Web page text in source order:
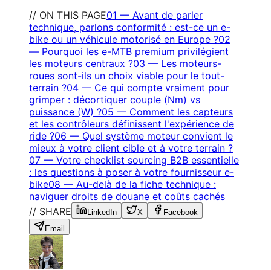
// ON THIS PAGE01 — Avant de parler
technique, parlons conformité : est-ce un e-
bike ou un véhicule motorisé en Europe ?02
— Pourquoi les e-MTB premium privilégient
les moteurs centraux ?03 — Les moteurs-
roues sont-ils un choix viable pour le tout-
terrain ?04 — Ce qui compte vraiment pour
grimper : décortiquer couple (Nm) vs
puissance (W) ?05 — Comment les capteurs
et les contrôleurs définissent l'expérience de
ride ?06 — Quel système moteur convient le
mieux à votre client cible et à votre terrain ?
07 — Votre checklist sourcing B2B essentielle
: les questions à poser à votre fournisseur e-
bike08 — Au-delà de la fiche technique :
naviguer droits de douane et coûts cachés
// SHARE
LinkedIn X
Facebook
Email